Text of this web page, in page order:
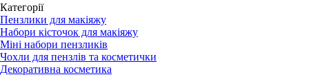
Категорії
Пензлики для макіяжу
Набори кісточок для макіяжу
Міні набори пензликів
Чохли для пензлів та косметички
Декоративна косметика